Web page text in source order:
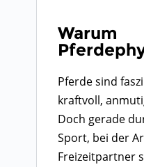
Warum
Pferde sind
kraftvoll,
Doch gerade
Sport, bei der
Freizeitpartner